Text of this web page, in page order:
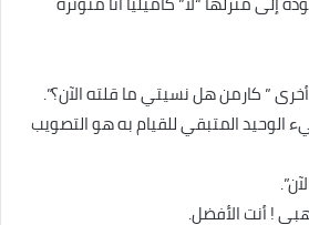
” كارمن هل نسيتي ما قلته الآن؟”.
الوحيد المتبقي للقيام به هو التصويب
! أنت الأفضل.